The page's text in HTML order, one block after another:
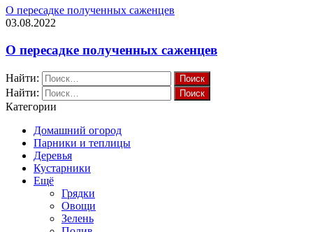
О пересадке полученных саженцев
03.08.2022
О пересадке полученных саженцев
Найти:
Найти:
Категории
Домашний огород
Парники и теплицы
Деревья
Кустарники
Ещё
Грядки
Овощи
Зелень